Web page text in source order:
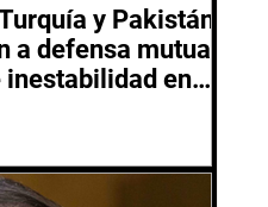
y Pakistán
a defensa mutua
en